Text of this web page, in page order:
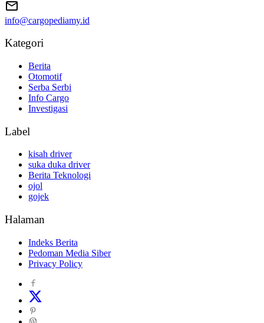
info@cargopediamy.id
Kategori
Berita
Otomotif
Serba Serbi
Info Cargo
Investigasi
Label
kisah driver
suka duka driver
Berita Teknologi
ojol
gojek
Halaman
Indeks Berita
Pedoman Media Siber
Privacy Policy